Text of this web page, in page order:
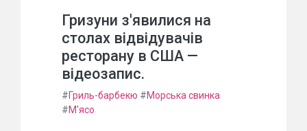
Гризуни з'явилися на
столах відвідувачів
ресторану в США —
відеозапис.
#Гриль-барбекю #Морська свинка
#М'ясо